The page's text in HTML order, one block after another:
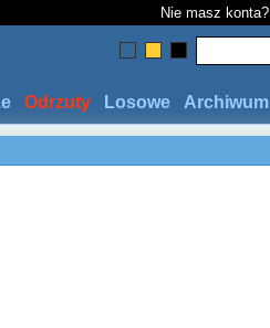
Nie masz konta?
Archiwum
Losowe
Odrzuty